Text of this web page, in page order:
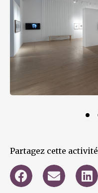
Partagez cette activité